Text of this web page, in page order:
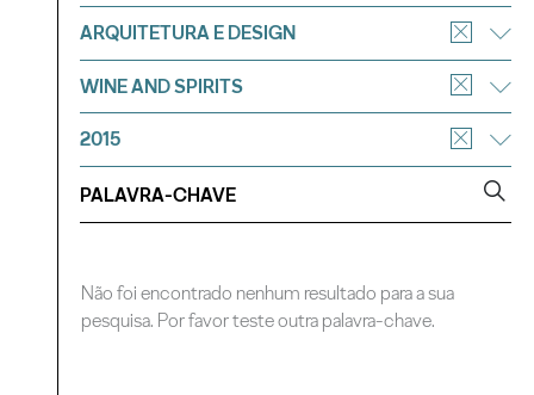
ARQUITETURA E DESIGN
WINE AND SPIRITS
2015
Não foi encontrado nenhum resultado para a sua
pesquisa. Por favor teste outra palavra-chave.